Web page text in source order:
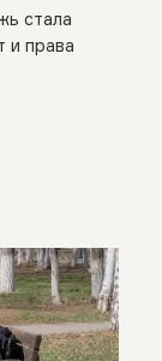
стала
и права